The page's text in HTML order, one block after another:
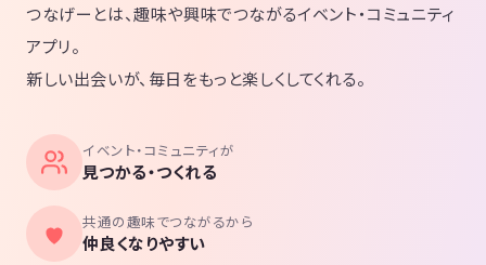
つなげーとは、趣味や興味でつながるイベント・コミュニティ
アプリ。
新しい出会いが、毎日をもっと楽しくしてくれる。
イベント・コミュニティが
見つかる・つくれる
共通の趣味でつながるから
仲良くなりやすい